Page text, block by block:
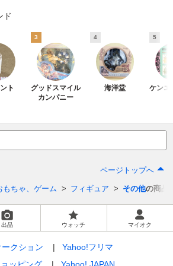
ド
ト
3
グッドスマイル
カンパニー
4
海洋堂
5
ケンエ
ページトップへ
もちゃ、ゲーム フィギュア その他の商品
出品 ウォッチ マイオク
クション
Yahoo!フリマ
ッピング
Yahoo! JAPAN